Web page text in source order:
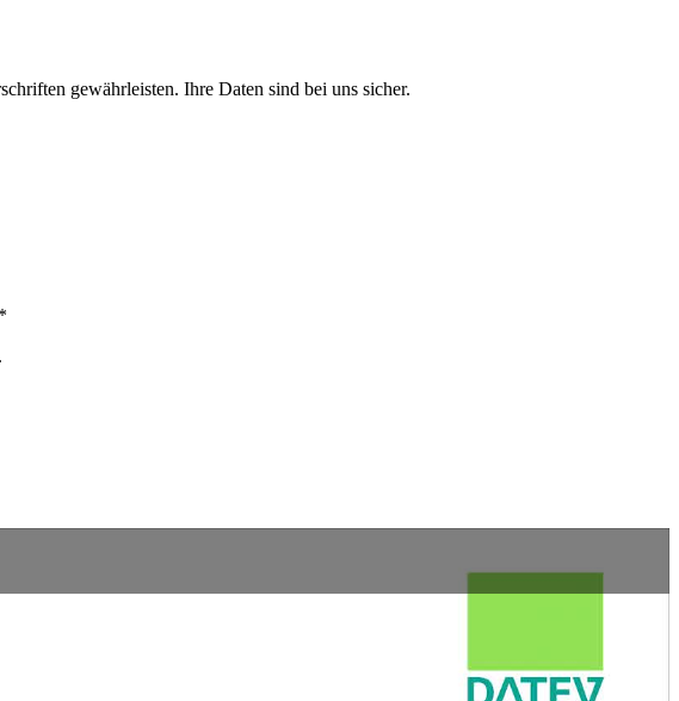
gewährleisten. Ihre Daten sind bei uns sicher.
.